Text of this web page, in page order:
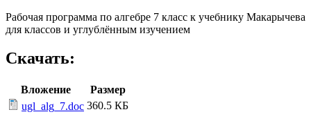
Рабочая программа по алгебре 7 класс к учебнику Макарычева
для классов и углублённым изучением
Скачать:
Вложение
Размер
ugl_alg_7.doc 360.5 КБ